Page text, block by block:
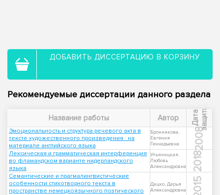
ДОБАВИТЬ ДИССЕРТАЦИЮ В КОРЗИНУ
Рекомендуемые диссертации данного раздела
Название работы Автор Д
а
т
а
з
а
щ
и
т ы
Эмоциональность и структура речевого акта в
тексте художественного произведения : на
материале английского языка
Бронникова,
Евгения
Геннадьевна
2008
Лексическая и грамматическая интерференция
во фламандском варианте нидерландского
языка
Ульяницкая,
Любовь
Александровна
2018
Семантические и прагмалингвистические
особенности стихотворного текста в
пространстве немецкоязычного поэтического
Дацко, Дарья
Александровна
2015